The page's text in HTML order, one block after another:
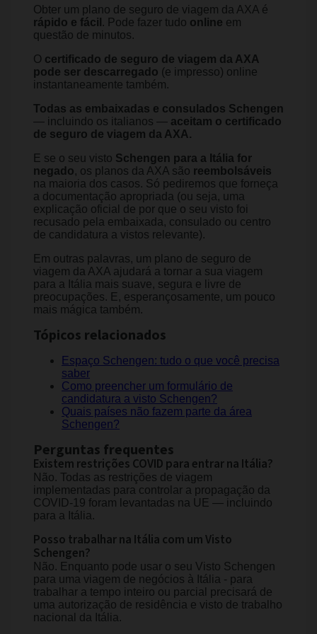
Obter um plano de seguro de viagem da AXA é
rápido e fácil . Pode fazer tudo online em
questão de minutos.
O certificado de seguro de viagem da AXA
pode ser descarregado (e impresso) online
instantaneamente também.
Todas as embaixadas e consulados Schengen
— incluindo os italianos — aceitam o certificado
de seguro de viagem da AXA.
E se o seu visto Schengen para a Itália for
negado, os planos da AXA são reembolsáveis
na maioria dos casos. Só pediremos que forneça
a documentação apropriada (ou seja, uma
explicação oficial de por que o seu visto foi
recusado pela embaixada, consulado ou centro
de candidatura a vistos relevante).
Em outras palavras, um plano de seguro de
viagem da AXA ajudará a tornar a sua viagem
para a Itália mais suave, segura e livre de
preocupações. E, esperançosamente, um pouco
mais mágica também.
Tópicos relacionados
Espaço Schengen: tudo o que você precisa
saber
Como preencher um formulário de
candidatura a visto Schengen?
Quais países não fazem parte da área
Schengen?
Perguntas frequentes
Existem restrições COVID para entrar na Itália?
Não. Todas as restrições de viagem
implementadas para controlar a propagação da
COVID-19 foram levantadas na UE — incluindo
para a Itália.
Posso trabalhar na Itália com um Visto
Schengen?
Não. Enquanto pode usar o seu Visto Schengen
para uma viagem de negócios à Itália - para
trabalhar a tempo inteiro ou parcial precisará de
uma autorização de residência e visto de trabalho
nacional da Itália.